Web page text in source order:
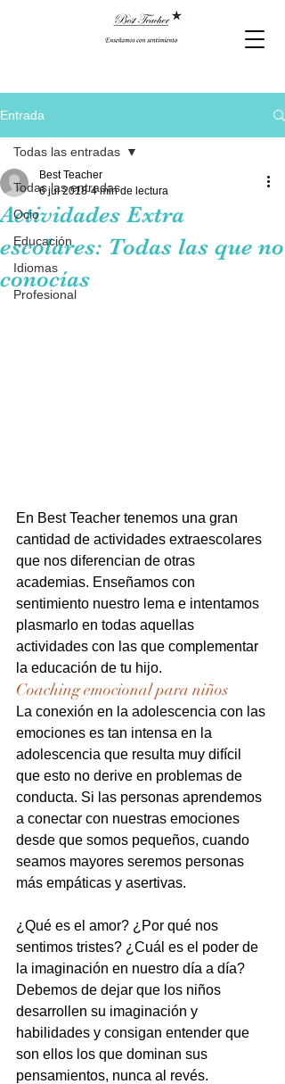
Entrada
Todas las entradas
Ocio
Educación
Idiomas
Profesional
Todas las entradas
Actividades Extra
escolares: Todas las que no
conocías
Best Teacher
6 jul 2018 4 min de lectura
En Best Teacher tenemos una gran
cantidad de actividades extraescolares
que nos diferencian de otras
academias. Enseñamos con
sentimiento nuestro lema e intentamos
plasmarlo en todas aquellas
actividades con las que complementar
la educación de tu hijo.
Coaching emocional para niños
La conexión en la adolescencia con las
emociones es tan intensa en la
adolescencia que resulta muy difícil
que esto no derive en problemas de
conducta. Si las personas aprendemos
a conectar con nuestras emociones
desde que somos pequeños, cuando
seamos mayores seremos personas
más empáticas y asertivas.
¿Qué es el amor? ¿Por qué nos
sentimos tristes? ¿Cuál es el poder de
la imaginación en nuestro día a día?
Debemos de dejar que los niños
desarrollen su imaginación y
habilidades y consigan entender que
son ellos los que dominan sus
pensamientos, nunca al revés.